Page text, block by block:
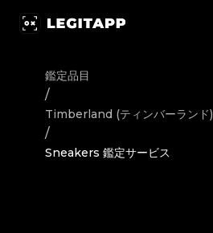
鑑定品目
/
Timberland (ティンバーランド)
/
Sneakers 鑑定サービス